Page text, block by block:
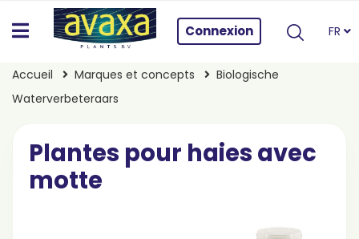
Connexion FR
Accueil Marques et concepts
Biologische
Waterverbeteraars
Plantes pour haies avec
motte